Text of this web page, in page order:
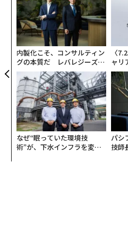
ベネズエラ・ボリバル共和国
advertisement
内製化こそ、コンサルティン
グの本質だ レバレジーズが
実践する、次世代ファームの
全貌
〈
ャリ
トッ
リア
なぜ“眠っていた環境技
術”が、下水インフラを変え
パシ
技師